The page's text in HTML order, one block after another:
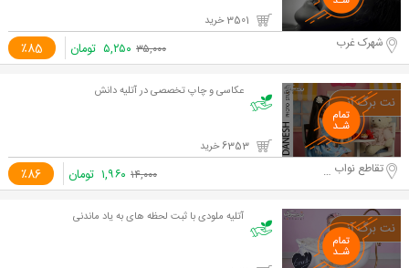
٪85 شهرک غرب ۳۵,۰۰۰ ۵,۲۵۰ تومان
عکاسی و چاپ تخصصی در آتلیه دانش
٪86 تقاطع نواب و آزادی ۱۴,۰۰۰ ۱,۹۶۰ تومان
آتلیه ملودی با ثبت لحظه های به یاد ماندنی